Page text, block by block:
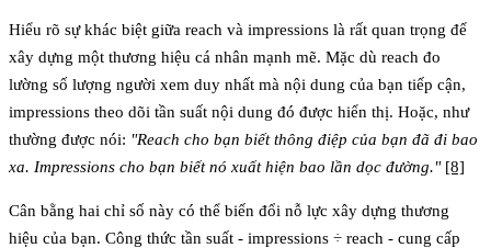
Hiểu rõ sự khác biệt giữa reach và impressions là rất quan trọng để
xây dựng một thương hiệu cá nhân mạnh mẽ. Mặc dù reach đo
lường số lượng người xem duy nhất mà nội dung của bạn tiếp cận,
impressions theo dõi tần suất nội dung đó được hiển thị. Hoặc, như
thường được nói: "Reach cho bạn biết thông điệp của bạn đã đi bao
xa. Impressions cho bạn biết nó xuất hiện bao lần dọc đường." [8]
Cân bằng hai chỉ số này có thể biến đổi nỗ lực xây dựng thương
hiệu của bạn. Công thức tần suất - impressions ÷ reach - cung cấp